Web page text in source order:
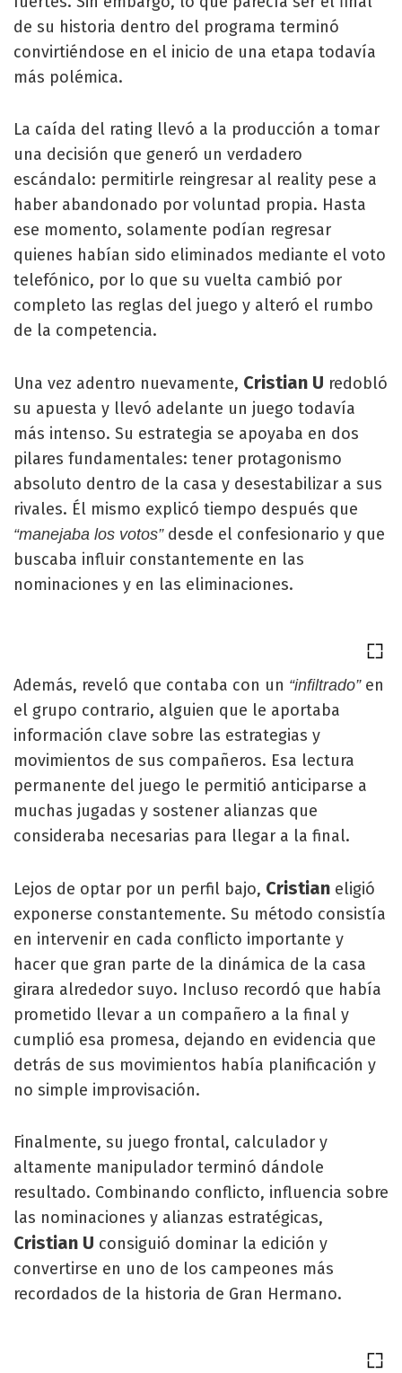
de su historia dentro del programa terminó
convirtiéndose en el inicio de una etapa todavía
más polémica.
La caída del rating llevó a la producción a tomar
una decisión que generó un verdadero
escándalo: permitirle reingresar al reality pese a
haber abandonado por voluntad propia. Hasta
ese momento, solamente podían regresar
quienes habían sido eliminados mediante el voto
telefónico, por lo que su vuelta cambió por
completo las reglas del juego y alteró el rumbo
de la competencia.
Una vez adentro nuevamente, Cristian U redobló
su apuesta y llevó adelante un juego todavía
más intenso. Su estrategia se apoyaba en dos
pilares fundamentales: tener protagonismo
absoluto dentro de la casa y desestabilizar a sus
rivales. Él mismo explicó tiempo después que
“manejaba los votos”desde el confesionario y que
buscaba influir constantemente en las
nominaciones y en las eliminaciones.
Además, reveló que contaba con un “infiltrado”en
el grupo contrario, alguien que le aportaba
información clave sobre las estrategias y
movimientos de sus compañeros. Esa lectura
permanente del juego le permitió anticiparse a
muchas jugadas y sostener alianzas que
consideraba necesarias para llegar a la final.
Lejos de optar por un perfil bajo, Cristian eligió
exponerse constantemente. Su método consistía
en intervenir en cada conflicto importante y
hacer que gran parte de la dinámica de la casa
girara alrededor suyo. Incluso recordó que había
prometido llevar a un compañero a la final y
cumplió esa promesa, dejando en evidencia que
detrás de sus movimientos había planificación y
no simple improvisación.
Finalmente, su juego frontal, calculador y
altamente manipulador terminó dándole
resultado. Combinando conflicto, influencia sobre
las nominaciones y alianzas estratégicas,
Cristian U consiguió dominar la edición y
convertirse en uno de los campeones más
recordados de la historia de Gran Hermano.